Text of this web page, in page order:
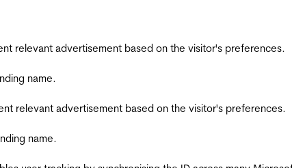
relevant advertisement based on the visitor's preferences.
name.
relevant advertisement based on the visitor's preferences.
name.